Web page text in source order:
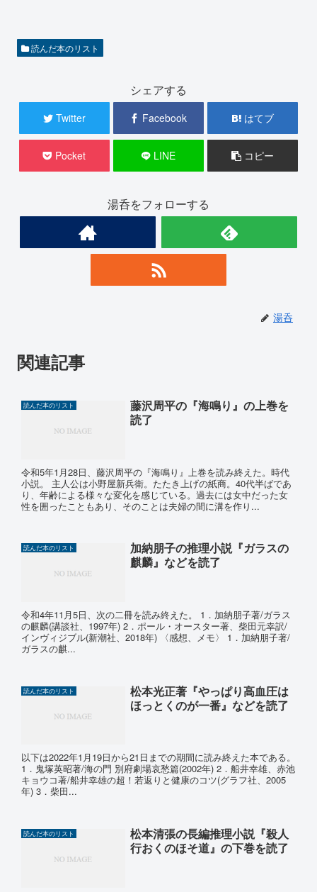
読んだ本のリスト
シェアする
Twitter Facebook はてブ
Pocket LINE コピー
湯呑をフォローする
湯呑
関連記事
読んだ本のリスト
藤沢周平の『海鳴り』の上巻を
読了
令和5年1月28日、藤沢周平の『海鳴り』上巻を読み終えた。時代
小説。 主人公は小野屋新兵衛。たたき上げの紙商。40代半ばであ
り、年齢による様々な変化を感じている。過去には女中だった女
性を囲ったこともあり、そのことは夫婦の間に溝を作り...
読んだ本のリスト
加納朋子の推理小説『ガラスの
麒麟』などを読了
令和4年11月5日、次の二冊を読み終えた。 1．加納朋子著/ガラス
の麒麟(講談社、1997年) 2．ポール・オースター著、柴田元幸訳/
インヴィジブル(新潮社、2018年) 〈感想、メモ〉 1．加納朋子著/
ガラスの麒...
読んだ本のリスト
松本光正著『やっぱり高血圧は
ほっとくのが一番』などを読了
以下は2022年1月19日から21日までの期間に読み終えた本である。
1．鬼塚英昭著/海の門 別府劇場哀愁篇(2002年) 2．船井幸雄、赤池
キョウコ著/船井幸雄の超！若返りと健康のコツ(グラフ社、2005
年) 3．柴田...
読んだ本のリスト
松本清張の長編推理小説『殺人
行おくのほそ道』の下巻を読了